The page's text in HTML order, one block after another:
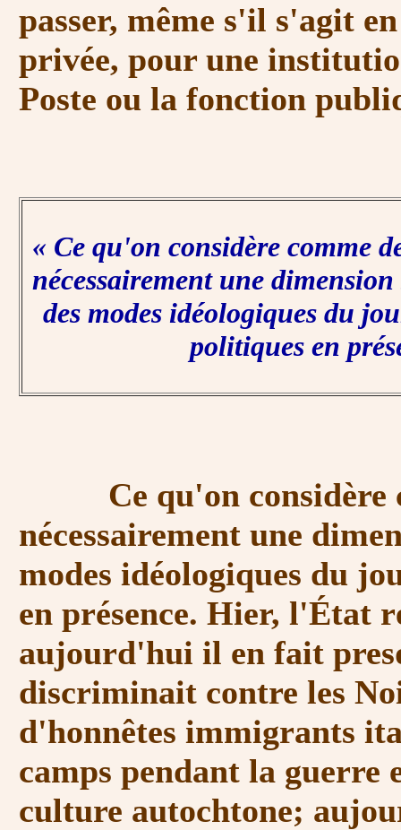
passer, même s'il s'agit
privée, pour une
Poste ou la fonction
« Ce qu'on considère comme
nécessairement une
des modes idéologiques du
politiques en
Ce qu'on considère
nécessairement une
modes idéologiques du
en présence. Hier, l'État
aujourd'hui il en fait
discriminait contre les
d'honnêtes immigrants
camps pendant la guerre
culture autochtone;